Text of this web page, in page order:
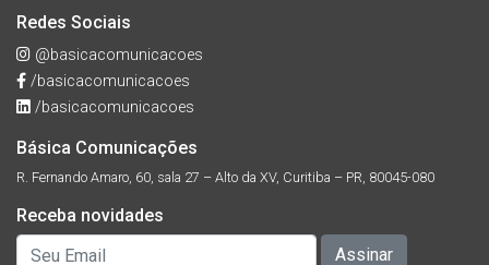
Redes Sociais
@basicacomunicacoes
/basicacomunicacoes
/basicacomunicacoes
Básica Comunicações
R. Fernando Amaro, 60, sala 27 – Alto da XV, Curitiba – PR, 80045-080
Receba novidades